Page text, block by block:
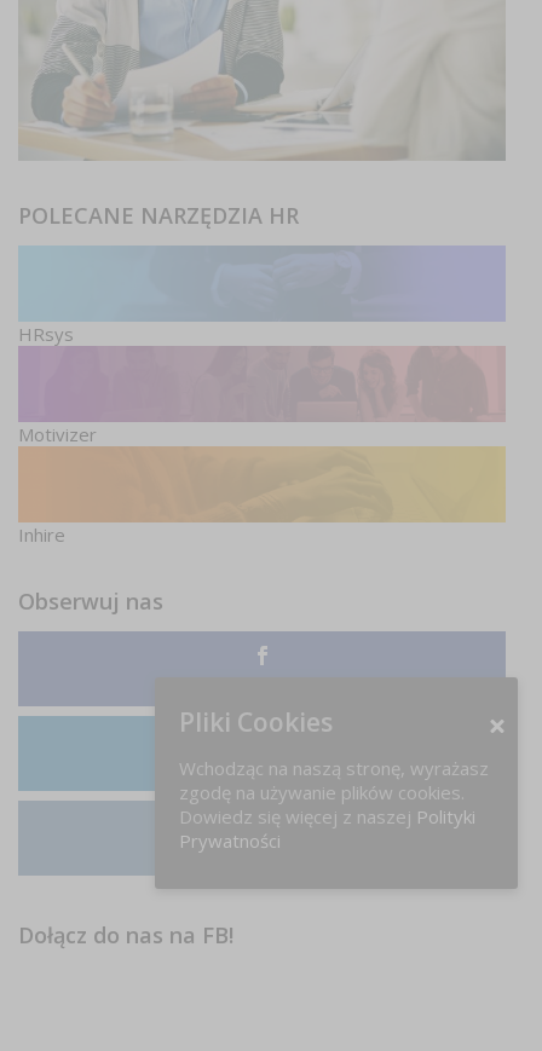
POLECANE NARZĘDZIA HR
HRsys
Motivizer
Inhire
Obserwuj nas
LinkedIn
Instagram
Dołącz do nas na FB!
Pliki Cookies
Wchodząc na naszą stronę, wyrażasz
zgodę na używanie plików cookies.
Dowiedz się więcej z naszej Polityki
Prywatności